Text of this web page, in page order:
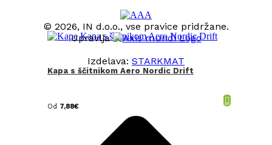
Kapa s ščitnikom Aero Nordic Drift
Od 7,88€
© 2026, IN d.o.o., vse pravice pridržane.
Upravlja
Izdelava: STARKMAT